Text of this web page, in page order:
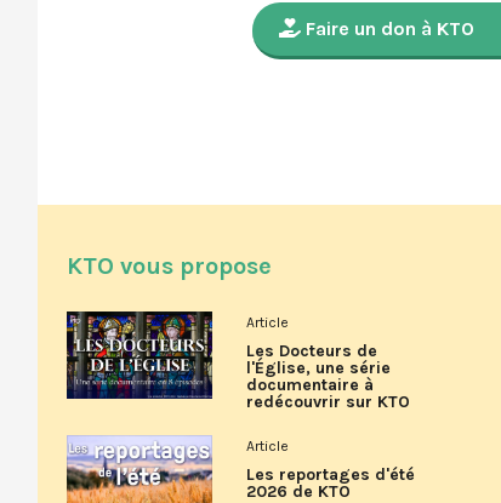
Faire un don à KTO
KTO vous propose
Article
Les Docteurs de
l'Église, une série
documentaire à
redécouvrir sur KTO
Article
Les reportages d'été
2026 de KTO